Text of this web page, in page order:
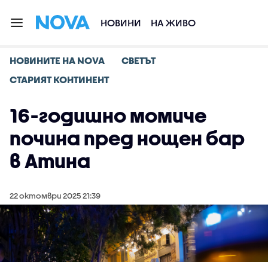
НОВИНИ НА ЖИВО
НОВИНИТЕ НА NOVA
СВЕТЪТ
СТАРИЯТ КОНТИНЕНТ
16-годишно момиче
почина пред нощен бар
в Атина
22 октомври 2025 21:39